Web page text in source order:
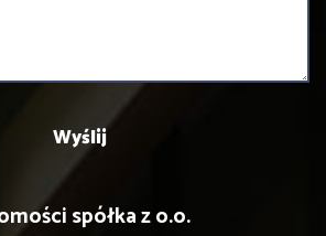
spółka z o.o.